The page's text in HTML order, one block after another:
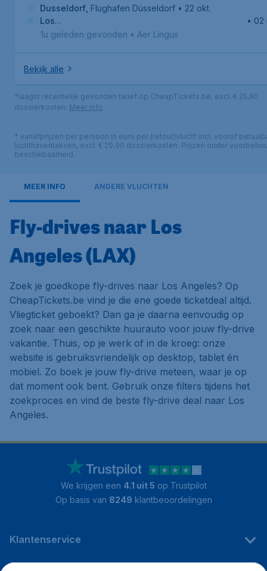
Dusseldorf Flughafen Düsseldorf • 22 okt.
Los
Angeles, Internationale luchthaven van Los Angeles
• 02
1u geleden gevonden • Aer Lingus
Bekijk alle
*laagst recentelijk gevonden tarief op CheapTickets.be, excl. € 25,90
dossierkosten. Meer info
* vanafprijzen per persoon in euro per (retour)vlucht incl. vooraf
luchthaventaksen, excl. € 29,90 dossierkosten. Prijzen onder
beschikbaarheid.
MEER INFO ANDERE VLUCHTEN
Fly-drives naar Los
Angeles (LAX)
Zoek je goedkope fly-drives naar Los Angeles? Op
CheapTickets.be vind je die ene goede ticketdeal altijd.
Vliegticket geboekt? Dan ga je daarna eenvoudig op
zoek naar een geschikte huurauto voor jouw fly-drive
vakantie. Thuis, op je werk of in de kroeg: onze
website is gebruiksvriendelijk op desktop, tablet én
mobiel. Zo boek je jouw fly-drive meteen, waar je op
dat moment ook bent. Gebruik onze filters tijdens het
zoekproces en vind de beste fly-drive deal naar Los
Angeles.
We krijgen een 4.1 uit 5 op Trustpilot
Op basis van 8249 klantbeoordelingen
Klantenservice